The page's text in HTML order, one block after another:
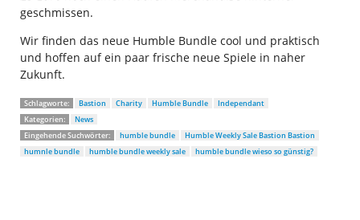
geschmissen.
Wir finden das neue Humble Bundle cool und praktisch
und hoffen auf ein paar frische neue Spiele in naher
Zukunft.
Schlagworte: Bastion Charity Humble Bundle
Independant
Kategorien:
News
Eingehende Suchwörter:
humble bundle
Humble Weekly Sale Bastion Bastion
humnle bundle
humble bundle weekly sale humble bundle wieso so günstig?